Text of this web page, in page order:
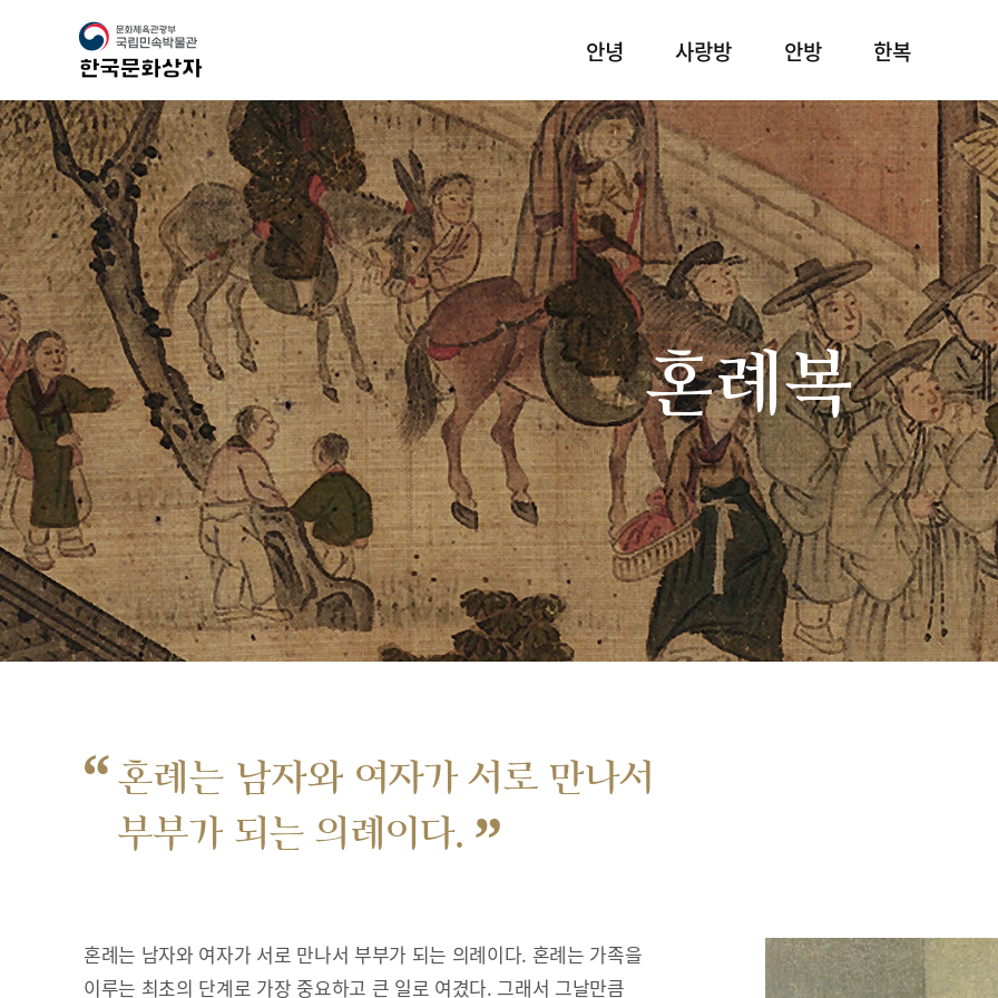
안녕 사랑방 안방 한복
혼례복
“혼례는 남자와 여자가 서로 만나서
부부가 되는 의례이다. ”
혼례는 남자와 여자가 서로 만나서 부부가 되는 의례이다. 혼례는 가족을
이루는 최초의 단계로 가장 중요하고 큰 일로 여겼다. 그래서 그날만큼